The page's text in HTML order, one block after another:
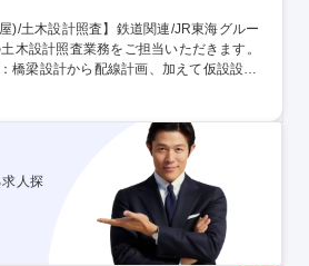
下横断）：鉄道運行に影響のない工法を
人探